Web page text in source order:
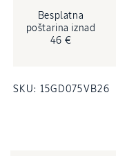
Besplatna
poštarina iznad
46 €
SKU: INVENTARNA
15GD075VB26